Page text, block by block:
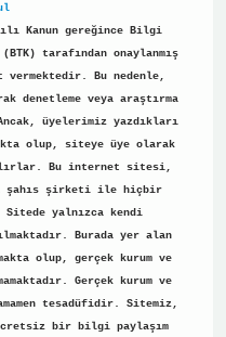
Kanun gereğince Bilgi
tarafından onaylanmış
vermektedir. Bu nedenle,
veya araştırma
Ancak, üyelerimiz yazdıkları
olup, siteye üye olarak
Bu internet sitesi,
şahıs şirketi ile hiçbir
Sitede yalnızca kendi
Burada yer alan
olup, gerçek kurum ve
Gerçek kurum ve
tesadüfidir. Sitemiz,
ücretsiz bir bilgi paylaşım